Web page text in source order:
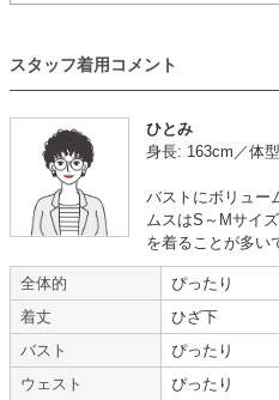
年齢 : 20代
身長 :155〜159cm
体重 :55～59kg
体型 : ややぽっちゃり
年齢 : 30代
スタッフ着用コメント
ひとみ
身長: 163cm／体
バストにボリュー
ムスはS～Mサイ
を着ることが多い
全体的
ぴったり
着丈
ひざ下
バスト
ぴったり
ウェスト
ぴったり